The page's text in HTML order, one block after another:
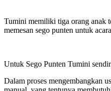
Tumini memiliki tiga orang anak
memesan sego punten untuk
Untuk Sego Punten Tumini
Dalam proses mengembangkan